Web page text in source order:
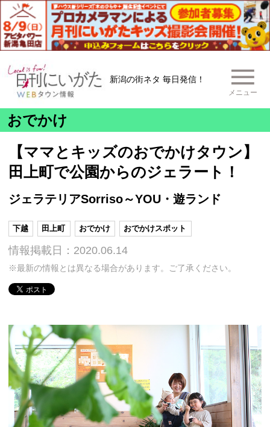
新潟の街ネタ 毎日発信！
メニュー
おでかけ
【ママとキッズのおでかけタウン】
田上町で公園からのジェラート！
ジェラテリアSorriso～YOU・遊ランド
下越 田上町 おでかけ おでかけスポット
情報掲載日：2020.06.14
※最新の情報とは異なる場合があります。ご了承ください。